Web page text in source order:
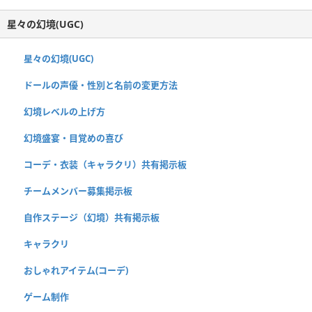
星々の幻境(UGC)
星々の幻境(UGC)
ドールの声優・性別と名前の変更方法
幻境レベルの上げ方
幻境盛宴・目覚めの喜び
コーデ・衣装（キャラクリ）共有掲示板
チームメンバー募集掲示板
自作ステージ（幻境）共有掲示板
キャラクリ
おしゃれアイテム(コーデ)
ゲーム制作